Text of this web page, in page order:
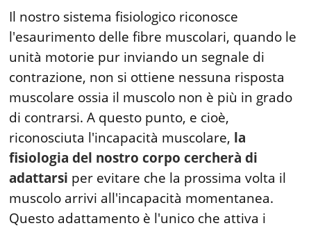
Il nostro sistema fisiologico riconosce
l'esaurimento delle fibre muscolari, quando le
unità motorie pur inviando un segnale di
contrazione, non si ottiene nessuna risposta
muscolare ossia il muscolo non è più in grado
di contrarsi. A questo punto, e cioè,
riconosciuta l'incapacità muscolare, la
fisiologia del nostro corpo cercherà di
adattarsi per evitare che la prossima volta il
muscolo arrivi all'incapacità momentanea.
Questo adattamento è l'unico che attiva i